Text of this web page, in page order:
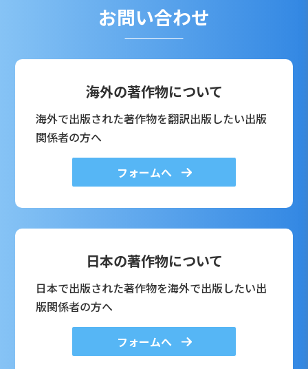
お問い合わせ
海外の著作物について
海外で出版された著作物を翻訳出版したい出版
関係者の方へ
フォームへ
日本の著作物について
日本で出版された著作物を海外で出版したい出
版関係者の方へ
フォームへ